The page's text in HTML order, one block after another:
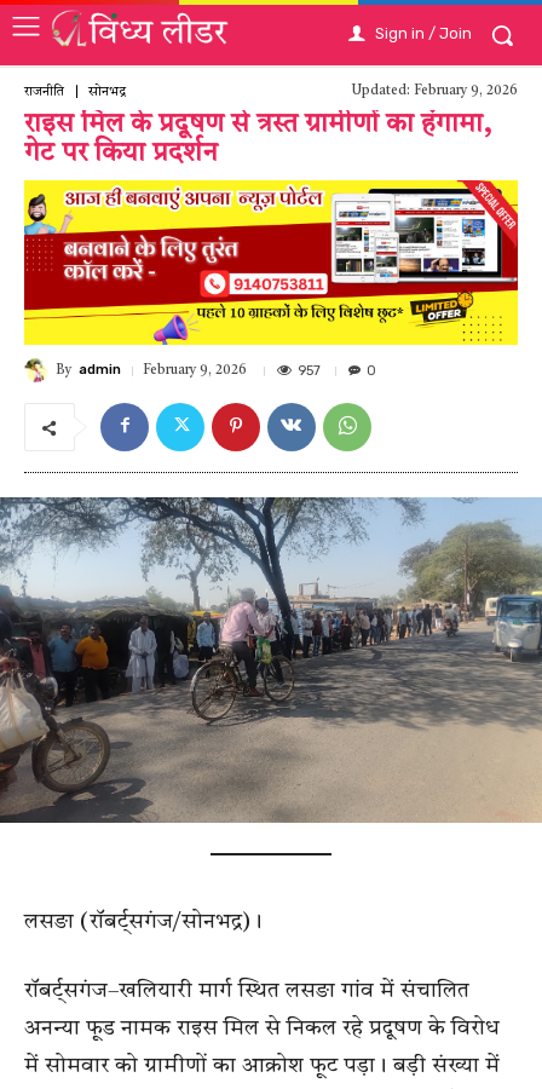
Sign in / Join
राजनीति सोनभद्र Updated: February 9, 2026
राइस मिल के प्रदूषण से त्रस्त ग्रामीणों का हंगामा,
गेट पर किया प्रदर्शन
By admin February 9, 2026 957 0
लसङा (रॉबर्ट्सगंज/सोनभद्र)।
रॉबर्ट्सगंज–खलियारी मार्ग स्थित लसङा गांव में संचालित
अनन्या फूड नामक राइस मिल से निकल रहे प्रदूषण के विरोध
में सोमवार को ग्रामीणों का आक्रोश फूट पड़ा। बड़ी संख्या में